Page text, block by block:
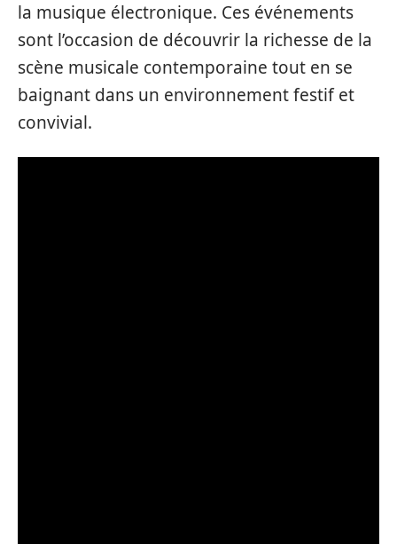
la musique électronique. Ces événements
sont l’occasion de découvrir la richesse de la
scène musicale contemporaine tout en se
baignant dans un environnement festif et
convivial.